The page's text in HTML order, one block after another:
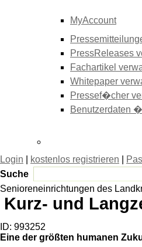
MyAccount
PressReleases
Fachartikel
Whitepaper
Pressef�cher
Benutzerdaten
Login kostenlos registrieren
Suche
Senioreneinrichtungen des
Kurz- und
ID: 993252
Eine der größten humanen